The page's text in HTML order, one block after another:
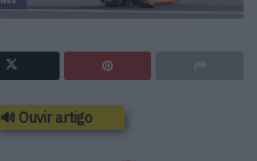
🔊 Ouvir artigo